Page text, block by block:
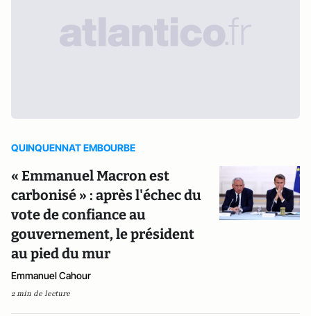
QUINQUENNAT EMBOURBE
« Emmanuel Macron est
carbonisé » : après l'échec du
vote de confiance au
gouvernement, le président
au pied du mur
Emmanuel Cahour
2 min de lecture